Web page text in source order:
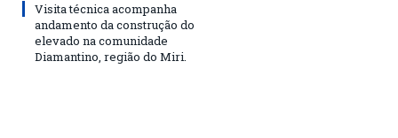
Visita técnica acompanha
andamento da construção do
elevado na comunidade
Diamantino, região do Miri.